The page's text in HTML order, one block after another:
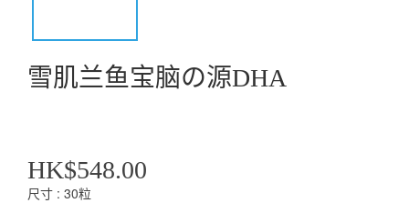
雪肌兰鱼宝脑の源DHA
HK$548.00
尺寸 : 30粒